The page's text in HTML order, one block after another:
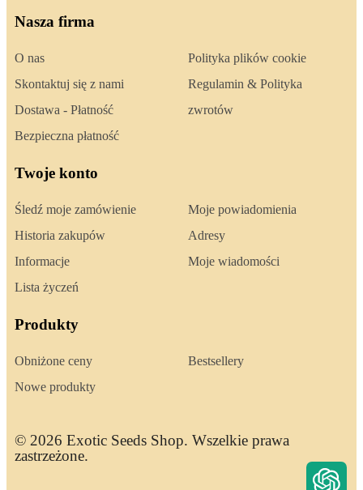
Nasza firma
O nas
Skontaktuj się z nami
Dostawa - Płatność
Bezpieczna płatność
Polityka plików cookie
Regulamin & Polityka
zwrotów
Twoje konto
Śledź moje zamówienie
Historia zakupów
Informacje
Lista życzeń
Moje powiadomienia
Adresy
Moje wiadomości
Produkty
Obniżone ceny
Nowe produkty
Bestsellery
© 2026 Exotic Seeds Shop. Wszelkie prawa
zastrzeżone.